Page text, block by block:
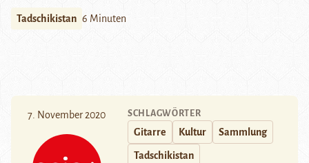
Tadschikistan 6 Minuten
7. November 2020 SCHLAGWÖRTER
Gitarre Kultur Sammlung
Tadschikistan